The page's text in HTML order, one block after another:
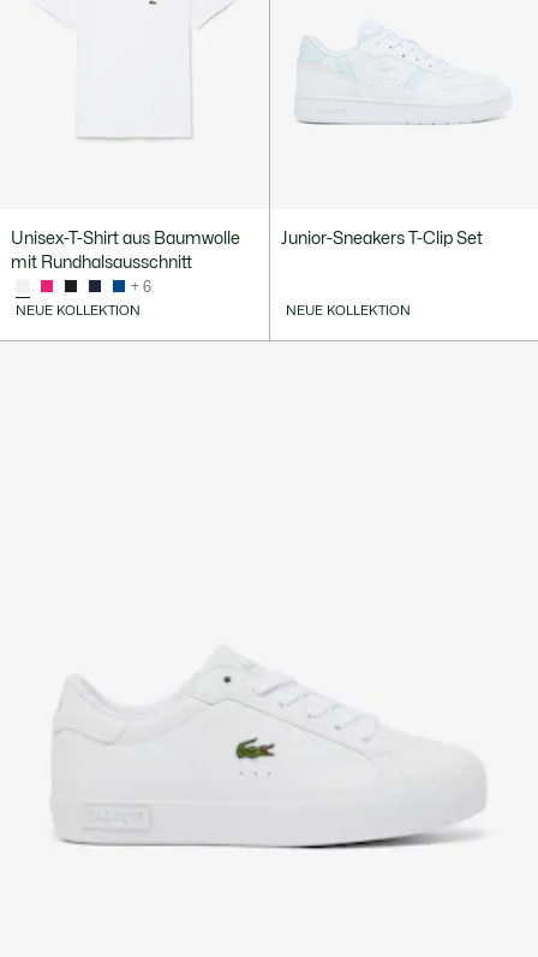
Unisex-T-Shirt aus Baumwolle
mit Rundhalsausschnitt
+ 6
NEUE KOLLEKTION
Junior-Sneakers T-Clip Set
NEUE KOLLEKTION